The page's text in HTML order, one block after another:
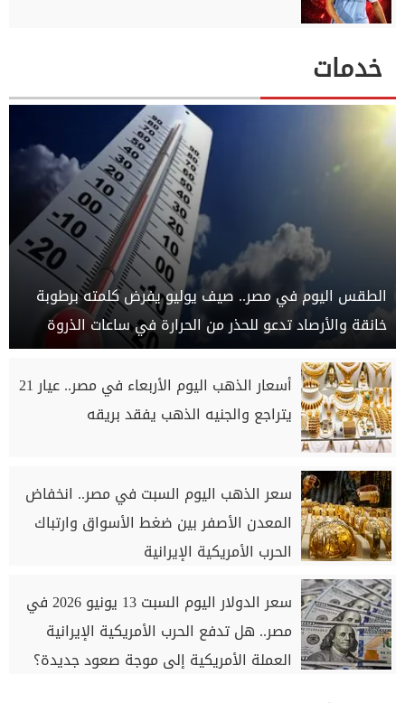
خدمات
الطقس اليوم في مصر.. صيف يوليو يفرض كلمته برطوبة
خانقة والأرصاد تدعو للحذر من الحرارة في ساعات الذروة
أسعار الذهب اليوم الأربعاء في مصر.. عيار 21
يتراجع والجنيه الذهب يفقد بريقه
سعر الذهب اليوم السبت في مصر.. انخفاض
المعدن الأصفر بين ضغط الأسواق وارتباك
الحرب الأمريكية الإيرانية
سعر الدولار اليوم السبت 13 يونيو 2026 في
مصر.. هل تدفع الحرب الأمريكية الإيرانية
العملة الأمريكية إلى موجة صعود جديدة؟